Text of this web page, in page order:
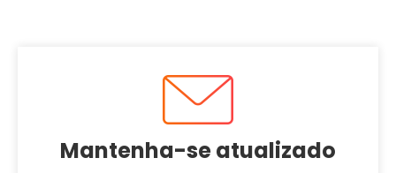
Mantenha-se atualizado